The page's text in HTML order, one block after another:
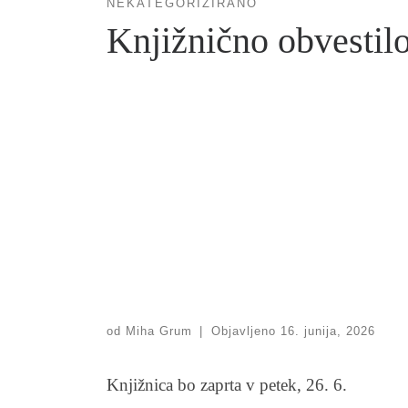
NEKATEGORIZIRANO
Knjižnično
od Miha Grum Objavljeno 16. junija, 2026
Knjižnica bo zaprta v petek, 26. 6.